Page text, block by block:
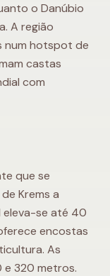
o Danúbio
A região
num hotspot de
castas
com
que se
Krems a
eleva-se até 40
encostas
As
e 320 metros.